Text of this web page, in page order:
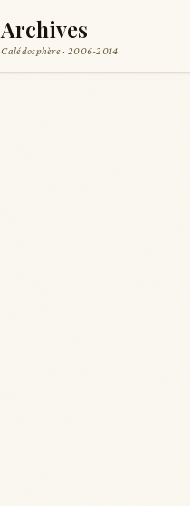
Archives
Calédosphère · 2006-2014